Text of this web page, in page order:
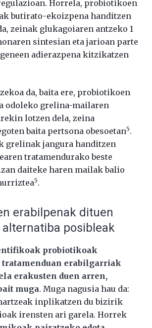
Horrela, probiotikoen
butirato-ekoizpena handitzen
zeinak glukagoiaren antzeko 1
sintesian eta jarioan parte
adierazpena kitzikatzen
da, baita ere, probiotikoen
odoleko grelina-mailaren
lotzen dela, zeina
baita pertsona obesoetan5.
grelinak jangura handitzen
tratamendurako beste
daiteke haren mailak balio
5.
erabilpenak dituen
posibleak
probiotikoak
tratamenduan erabilgarriak
erakusten duen arren,
muga. Muga nagusia hau da:
inplikatzen du bizirik
irensten ari garela. Horrek